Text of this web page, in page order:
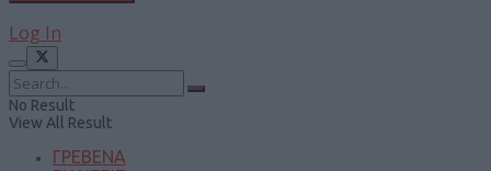
Log In
No Result
View All Result
ΓΡΕΒΕΝΑ